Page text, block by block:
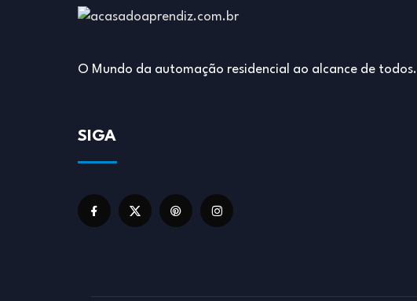
O Mundo da automação residencial ao alcance de todos.
SIGA